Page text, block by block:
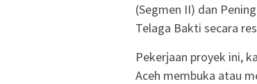
(Segmen II) dan
Telaga Bakti secara
Pekerjaan proyek ini,
Aceh membuka atau